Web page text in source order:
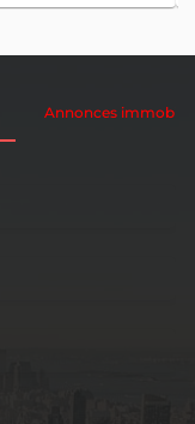
Annonces